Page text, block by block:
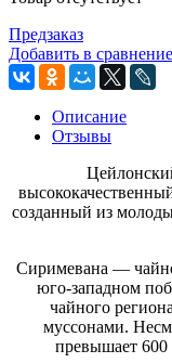
Предзаказ
Добавить в сравнение
Описание
Отзывы
созданный из
Сиримевана —
юго-западном
чайного
муссонами.
превышает 600